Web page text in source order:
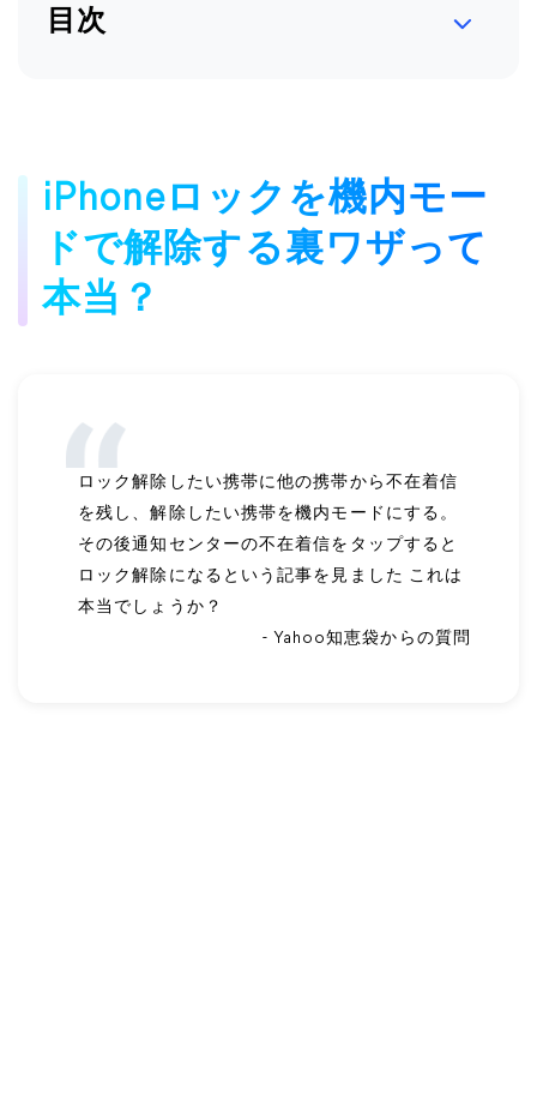
目次
iPhoneロックを機内モー
ドで解除する裏ワザって
本当？
ロック解除したい携帯に他の携帯から不在着信
を残し、解除したい携帯を機内モードにする。
その後通知センターの不在着信をタップすると
ロック解除になるという記事を見ました これは
本当でしょうか？
- Yahoo知恵袋からの質問